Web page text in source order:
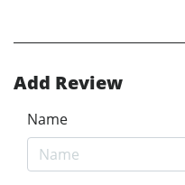
Add Review
Name